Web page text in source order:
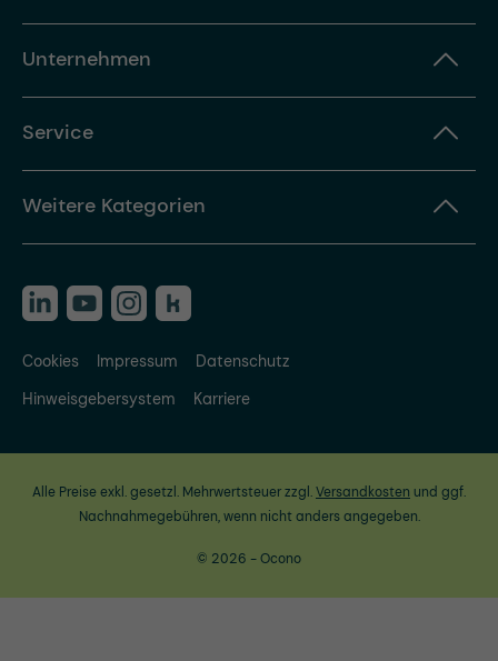
Unternehmen
Service
Weitere Kategorien
Cookies Impressum
Datenschutz
Hinweisgebersystem
Karriere
Alle Preise exkl. gesetzl. Mehrwertsteuer zzgl.Versandkosten und ggf.
Nachnahmegebühren, wenn nicht anders angegeben.
© 2026 - Ocono